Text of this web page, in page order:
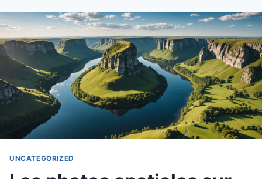
UNCATEGORIZED